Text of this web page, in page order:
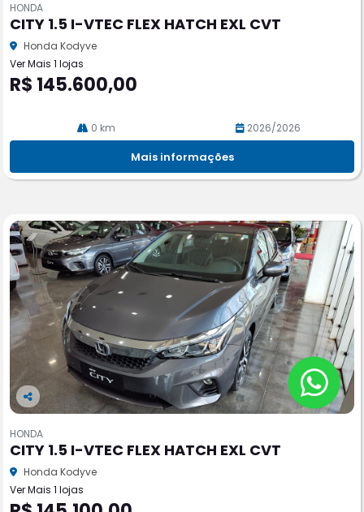
pa
rtil
he
HONDA
CITY 1.5 I-VTEC FLEX HATCH EXL CVT
Honda Kodyve
Ver Mais 1 lojas
R$ 145.600,00
0 km 2026/2026
Mais informações
Co
pa
rtil
he
HONDA
CITY 1.5 I-VTEC FLEX HATCH EXL CVT
Honda Kodyve
Ver Mais 1 lojas